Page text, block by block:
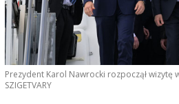
Prezydent Karol Nawrocki rozpoczął wizytę
SZIGETVARY